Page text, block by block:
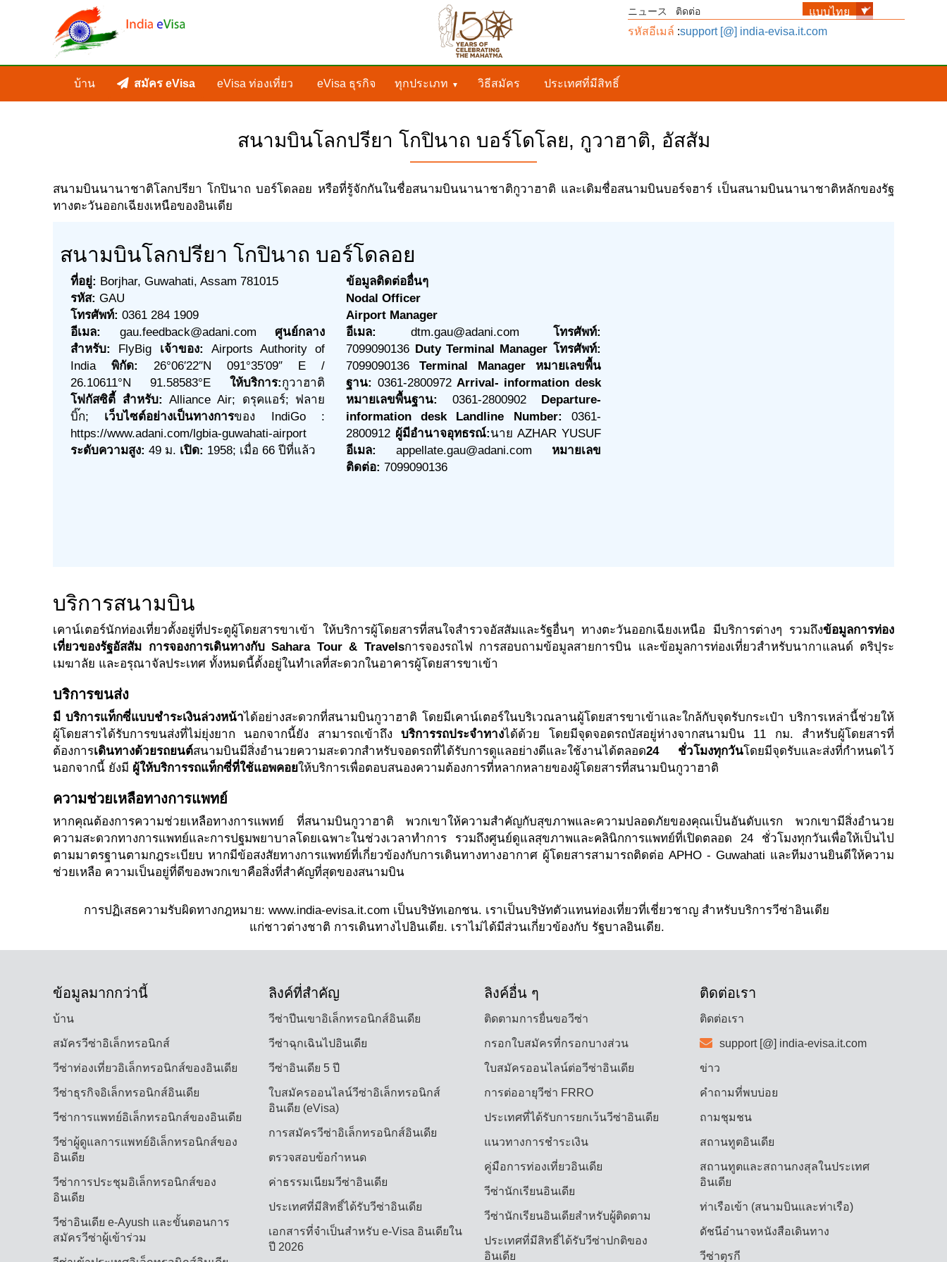
ニュース ติดต่อ
รหัสอีเมล์ :support [@] india-evisa.it.com
บ้าน สมัคร eVisa eVisa ท่องเที่ยว eVisa ธุรกิจ ทุกประเภท วิธีสมัคร ประเทศที่มีสิทธิ์
สนามบินโลกปรียา โกปินาถ บอร์โดโลย, กูวาฮาติ, อัสสัม
สนามบินนานาชาติโลกปรียา โกปินาถ บอร์โดลอย หรือที่รู้จักกันในชื่อสนามบินนานาชาติกูวาฮาติ และเดิมชื่อสนามบินบอร์จฮาร์ เป็นสนามบินนานาชาติหลักของรัฐ
ทางตะวันออกเฉียงเหนือของอินเดีย
สนามบินโลกปรียา โกปินาถ บอร์โดลอย
ที่อยู่: Borjhar, Guwahati, Assam 781015
รหัส: GAU
โทรศัพท์: 0361 284 1909
อีเมล:
gau.feedback@adani.com
ศูนย์กลาง
สำหรับ:
FlyBig เจ้าของ: Airports Authority of
Indiaพิกัด:
26°06′22″N 091°35′09″ E /
26.10611°N 91.58583°Eให้บริการ:กูวาฮาติ
โฟกัสซิตี้ สำหรับ: Alliance Air; ดรุคแอร์; ฟลาย
บิ๊ก; เว็บไซต์อย่างเป็นทางการของ IndiGo :
https://www.adani.com/lgbia-guwahati-airport
ระดับความสูง: 49 ม. เปิด: 1958; เมื่อ 66 ปีที่แล้ว
ข้อมูลติดต่ออื่นๆ
Nodal Officer
Airport Manager
อีเมล:
dtm.gau@adani.com
โทรศัพท์:
7099090136 Duty Terminal Manager โทรศัพท์:
7099090136Terminal Manager หมายเลขพื้น
ฐาน: 0361-2800972 Arrival- information desk
หมายเลขพื้นฐาน:
0361-2800902 Departure-
information desk Landline Number: 0361-
2800912 ผู้มีอำนาจอุทธรณ์:นาย AZHAR YUSUF
อีเมล:
appellate.gau@adani.com
หมายเลข
ติดต่อ: 7099090136
บริการสนามบิน
เคาน์เตอร์นักท่องเที่ยวตั้งอยู่ที่ประตูผู้โดยสารขาเข้า ให้บริการผู้โดยสารที่สนใจสำรวจอัสสัมและรัฐอื่นๆ ทางตะวันออกเฉียงเหนือ มีบริการต่างๆ รวมถึงข้อมูลการท่อง
เที่ยวของรัฐอัสสัม การจองการเดินทางกับ Sahara Tour & Travelsการจองรถไฟ การสอบถามข้อมูลสายการบิน และข้อมูลการท่องเที่ยวสำหรับนากาแลนด์ ตริปุระ
เมฆาลัย และอรุณาจัลประเทศ ทั้งหมดนี้ตั้งอยู่ในทำเลที่สะดวกในอาคารผู้โดยสารขาเข้า
บริการขนส่ง
มี บริการแท็กซี่แบบชำระเงินล่วงหน้าได้อย่างสะดวกที่สนามบินกูวาฮาติ โดยมีเคาน์เตอร์ในบริเวณลานผู้โดยสารขาเข้าและใกล้กับจุดรับกระเป๋า บริการเหล่านี้ช่วยให้
ผู้โดยสารได้รับการขนส่งที่ไม่ยุ่งยาก นอกจากนี้ยัง สามารถเข้าถึงบริการรถประจำทางได้ด้วย โดยมีจุดจอดรถบัสอยู่ห่างจากสนามบิน 11 กม. สำหรับผู้โดยสารที่
ต้องการเดินทางด้วยรถยนต์สนามบินมีสิ่งอำนวยความสะดวกสำหรับจอดรถที่ได้รับการดูแลอย่างดีและใช้งานได้ตลอด24 ชั่วโมงทุกวันโดยมีจุดรับและส่งที่กำหนดไว้
นอกจากนี้ ยังมี ผู้ให้บริการรถแท็กซี่ที่ใช้แอพคอยให้บริการเพื่อตอบสนองความต้องการที่หลากหลายของผู้โดยสารที่สนามบินกูวาฮาติ
ความช่วยเหลือทางการแพทย์
หากคุณต้องการความช่วยเหลือทางการแพทย์ ที่สนามบินกูวาฮาติ พวกเขาให้ความสำคัญกับสุขภาพและความปลอดภัยของคุณเป็นอันดับแรก พวกเขามีสิ่งอำนวย
ความสะดวกทางการแพทย์และการปฐมพยาบาลโดยเฉพาะในช่วงเวลาทำการ รวมถึงศูนย์ดูแลสุขภาพและคลินิกการแพทย์ที่เปิดตลอด 24 ชั่วโมงทุกวันเพื่อให้เป็นไป
ตามมาตรฐานตามกฎระเบียบ หากมีข้อสงสัยทางการแพทย์ที่เกี่ยวข้องกับการเดินทางทางอากาศ ผู้โดยสารสามารถติดต่อ APHO - Guwahati และทีมงานยินดีให้ความ
ช่วยเหลือ ความเป็นอยู่ที่ดีของพวกเขาคือสิ่งที่สำคัญที่สุดของสนามบิน
ข้อมูลมากกว่านี้
บ้าน
สมัครวีซ่าอิเล็กทรอนิกส์
วีซ่าท่องเที่ยวอิเล็กทรอนิกส์ของอินเดีย
วีซ่าธุรกิจอิเล็กทรอนิกส์อินเดีย
วีซ่าการแพทย์อิเล็กทรอนิกส์ของอินเดีย
วีซ่าผู้ดูแลการแพทย์อิเล็กทรอนิกส์ของ
อินเดีย
วีซ่าการประชุมอิเล็กทรอนิกส์ของ
อินเดีย
วีซ่าอินเดีย e-Ayush และขั้นตอนการ
สมัครวีซ่าผู้เข้าร่วม
ลิงค์ที่สำคัญ
วีซ่าปีนเขาอิเล็กทรอนิกส์อินเดีย
วีซ่าฉุกเฉินไปอินเดีย
วีซ่าอินเดีย 5 ปี
ใบสมัครออนไลน์วีซ่าอิเล็กทรอนิกส์
อินเดีย (eVisa)
การสมัครวีซ่าอิเล็กทรอนิกส์อินเดีย
ตรวจสอบข้อกำหนด
ค่าธรรมเนียมวีซ่าอินเดีย
ประเทศที่มีสิทธิ์ได้รับวีซ่าอินเดีย
เอกสารที่จำเป็นสำหรับ e-Visa อินเดียใน
ปี 2026
ลิงค์อื่น ๆ
ติดตามการยื่นขอวีซ่า
กรอกใบสมัครที่กรอกบางส่วน
ใบสมัครออนไลน์ต่อวีซ่าอินเดีย
การต่ออายุวีซ่า FRRO
ประเทศที่ได้รับการยกเว้นวีซ่าอินเดีย
แนวทางการชำระเงิน
คู่มือการท่องเที่ยวอินเดีย
วีซ่านักเรียนอินเดีย
วีซ่านักเรียนอินเดียสำหรับผู้ติดตาม
ประเทศที่มีสิทธิ์ได้รับวีซ่าปกติของ
อินเดีย
ติดต่อเรา
ติดต่อเรา
support [@] india-evisa.it.com
ข่าว
คำถามที่พบบ่อย
ถามชุมชน
สถานทูตอินเดีย
สถานทูตและสถานกงสุลในประเทศ
อินเดีย
ท่าเรือเข้า (สนามบินและท่าเรือ)
ดัชนีอำนาจหนังสือเดินทาง
วีซ่าตุรกี